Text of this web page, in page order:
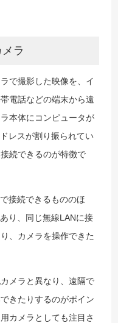
ラ
で撮影した映像を、イ
電話などの端末から遠
本体にコンピュータが
レスが割り振られてい
続できるのが特徴で
接続できるもののほ
り、同じ無線LANに接
、カメラを操作できた
メラと異なり、遠隔で
きたりするのがポイン
カメラとしても注目さ